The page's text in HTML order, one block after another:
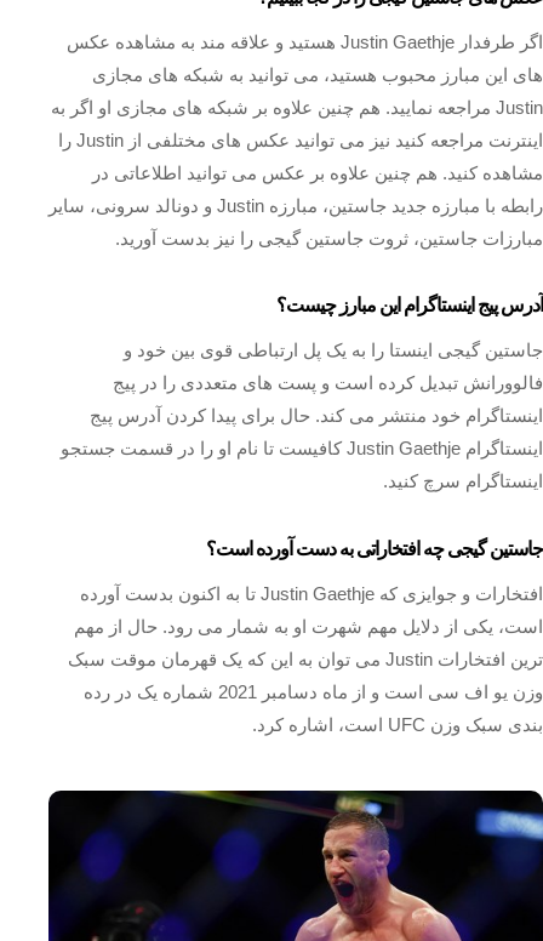
اگر طرفدار Justin Gaethje هستید و علاقه مند به مشاهده عکس
های این مبارز محبوب هستید، می توانید به شبکه‌ های مجازی
Justin مراجعه نمایید. هم چنین علاوه بر شبکه‌ های مجازی او اگر به
اینترنت مراجعه کنید نیز می‌ توانید عکس‌ های مختلفی از Justin را
مشاهده کنید. هم چنین علاوه بر عکس می توانید اطلاعاتی در
رابطه با مبارزه جدید جاستین، مبارزه Justin و دونالد سرونی، سایر
مبارزات جاستین، ثروت جاستین گیجی را نیز بدست آورید.
آدرس پیج اینستاگرام این مبارز چیست؟
جاستین گیجی اینستا را به یک پل ارتباطی قوی بین خود و
فالوورانش تبدیل کرده است و پست های متعددی را در پیج
اینستاگرام خود منتشر می‌ کند. حال برای پیدا کردن آدرس پیج
اینستاگرام Justin Gaethje کافیست تا نام او را در قسمت جستجو
اینستاگرام سرچ کنید.
جاستین گیجی چه افتخاراتی به دست آورده است؟
افتخارات و جوایزی که Justin Gaethje تا به اکنون بدست آورده
است، یکی از دلایل مهم شهرت او به شمار می رود. حال از مهم
ترین افتخارات Justin می توان به این که یک قهرمان موقت سبک
وزن یو اف سی است و از ماه دسامبر 2021 شماره یک در رده
بندی سبک وزن UFC است، اشاره کرد.